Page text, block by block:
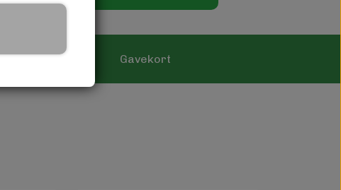
FAQ Gavekort